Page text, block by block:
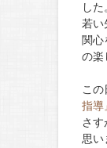
した
若い
関心
の楽
こ
指導
さす
思い